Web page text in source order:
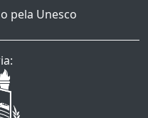
pela Unesco